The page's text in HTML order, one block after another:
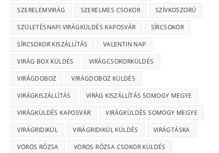
SZERELEMVIRÁG SZERELMES CSOKOR SZÍVKOSZORÚ
SZÜLETÉSNAPI VIRÁGKÜLDÉS KAPOSVÁR SÍRCSOKOR
SÍRCSOKOR KISZÁLLÍTÁS VALENTIN NAP
VIRÁG BOX KÜLDÉS VIRÁGCSOKORKÜLDÉS
VIRÁGDOBOZ VIRÁGDOBOZ KÜLDÉS
VIRÁGKISZÁLLÍTÁS VIRÁG KISZÁLLÍTÁS SOMOGY MEGYE
VIRÁGKÜLDÉS KAPOSVÁR VIRÁGKÜLDÉS SOMOGY MEGYE
VIRÁGRIDIKÜL VIRÁGRIDIKÜL KÜLDÉS VIRÁGTÁSKA
VÖRÖS RÓZSA VÖRÖS RÓZSA CSOKOR KÜLDÉS